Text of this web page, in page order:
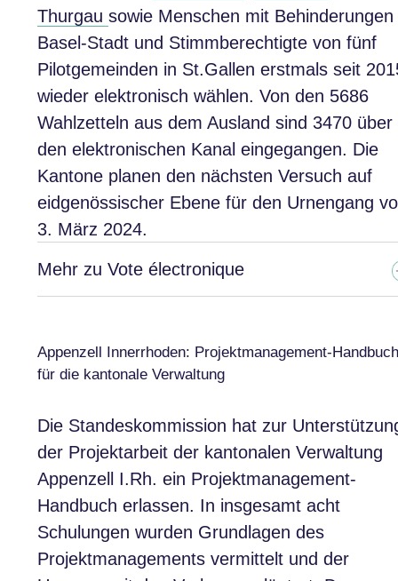
Thurgau sowie Menschen mit Behinderungen
Basel-Stadt und Stimmberechtigte von fünf
Pilotgemeinden in St.Gallen erstmals seit
wieder elektronisch wählen. Von den 5686
Wahlzetteln aus dem Ausland sind 3470 über
den elektronischen Kanal eingegangen. Die
Kantone planen den nächsten Versuch auf
eidgenössischer Ebene für den Urnengang
3. März 2024.
Mehr zu Vote électronique
Appenzell Innerrhoden: Projektmanagement-Handbuch
für die kantonale Verwaltung
Die Standeskommission hat zur
der Projektarbeit der kantonalen Verwaltung
Appenzell I.Rh. ein Projektmanagement-
Handbuch erlassen. In insgesamt acht
Schulungen wurden Grundlagen des
Projektmanagements vermittelt und der